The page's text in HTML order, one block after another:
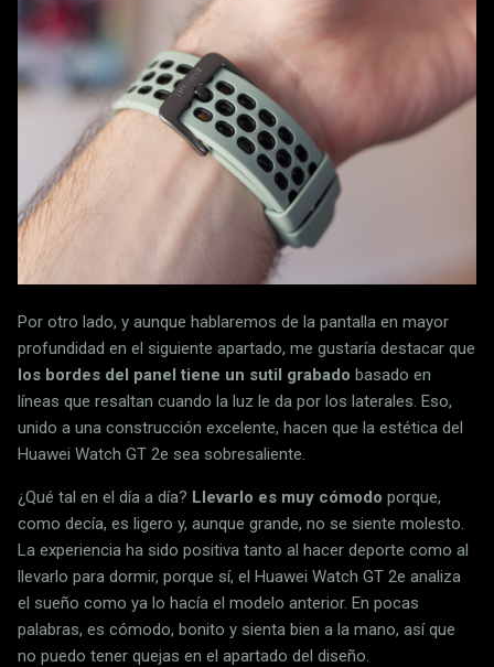
Por otro lado, y aunque hablaremos de la pantalla en mayor
profundidad en el siguiente apartado, me gustaría destacar que
los bordes del panel tiene un sutil grabado basado en
líneas que resaltan cuando la luz le da por los laterales. Eso,
unido a una construcción excelente, hacen que la estética del
Huawei Watch GT 2e sea sobresaliente.
¿Qué tal en el día a día? Llevarlo es muy cómodo porque,
como decía, es ligero y, aunque grande, no se siente molesto.
La experiencia ha sido positiva tanto al hacer deporte como al
llevarlo para dormir, porque sí, el Huawei Watch GT 2e analiza
el sueño como ya lo hacía el modelo anterior. En pocas
palabras, es cómodo, bonito y sienta bien a la mano, así que
no puedo tener quejas en el apartado del diseño.